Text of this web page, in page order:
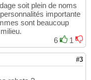
soit plein de noms
importante
sont beaucoup
6
1
#3